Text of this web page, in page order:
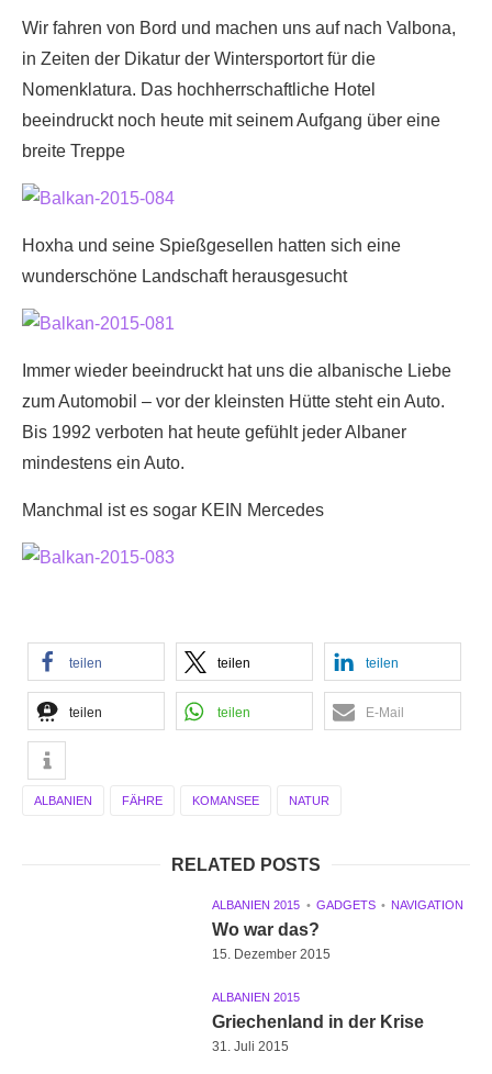
Wir fahren von Bord und machen uns auf nach Valbona,
in Zeiten der Dikatur der Wintersportort für die
Nomenklatura. Das hochherrschaftliche Hotel
beeindruckt noch heute mit seinem Aufgang über eine
breite Treppe
Hoxha und seine Spießgesellen hatten sich eine
wunderschöne Landschaft herausgesucht
Immer wieder beeindruckt hat uns die albanische Liebe
zum Automobil – vor der kleinsten Hütte steht ein Auto.
Bis 1992 verboten hat heute gefühlt jeder Albaner
mindestens ein Auto.
Manchmal ist es sogar KEIN Mercedes
teilen teilen teilen
teilen teilen E-Mail
ALBANIEN FÄHRE KOMANSEE NATUR
RELATED POSTS
ALBANIEN 2015 GADGETS NAVIGATION
Wo war das?
15. Dezember 2015
ALBANIEN 2015
Griechenland in der Krise
31. Juli 2015